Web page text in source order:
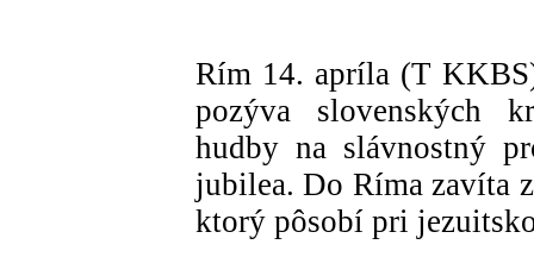
Rím 14. apríla (T
pozýva slovenských
hudby na slávnostný
jubilea. Do Ríma zavíta
ktorý pôsobí pri